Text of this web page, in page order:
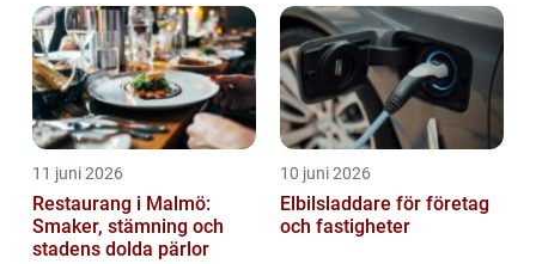
11 juni 2026
Restaurang i Malmö:
Smaker, stämning och
stadens dolda pärlor
10 juni 2026
Elbilsladdare för företag
och fastigheter